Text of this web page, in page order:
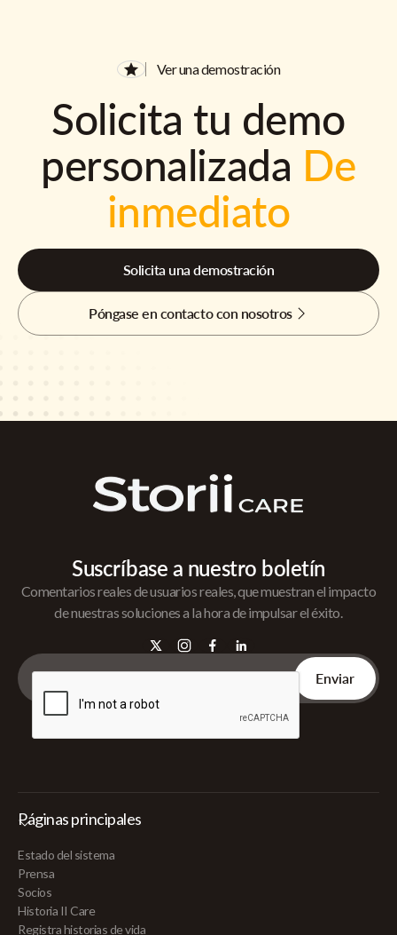
Ver una demostración
Solicita tu demo
personalizada De
inmediato
Solicita una demostración
Póngase en contacto con nosotros
Suscríbase a nuestro boletín
Comentarios reales de usuarios reales, que muestran el impacto
de nuestras soluciones a la hora de impulsar el éxito.
Páginas principales
Estado del sistema
Prensa
Socios
Historia II Care
Registra historias de vida